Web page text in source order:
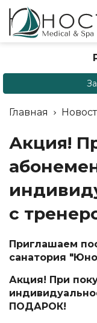
Главная
Акция!
с
Приглашаем
санатория
Акция! При
ПОДАРОК!